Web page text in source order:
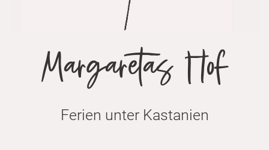
Margaretas Hof
Ferien unter Kastanien